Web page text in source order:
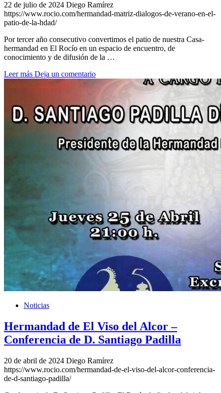
22 de julio de 2024 Diego Ramírez
https://www.rocio.com/hermandad-matriz-dialogos-de-verano-en-el-
patio-de-la-hdad/
Por tercer año consecutivo convertimos el patio de nuestra Casa-
hermandad en El Rocío en un espacio de encuentro, de
conocimiento y de difusión de la …
Leer más Deja un comentario
Noticias
Hermandad de El Viso del Alcor –
Conferencia de D. Santiago Padilla
20 de abril de 2024 Diego Ramírez
https://www.rocio.com/hermandad-de-el-viso-del-alcor-conferencia-
de-d-santiago-padilla/